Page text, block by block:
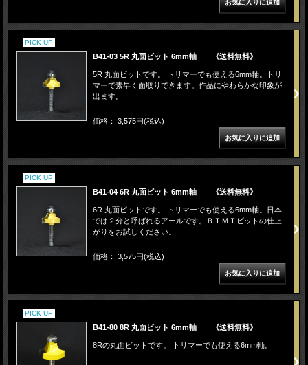
PICK UP
B41-03 5R 丸面ビット 6mm軸 《送料無料》
5R 丸面ビットです。 トリマーでも使える6mm軸。トリ
マーで素早く面取りできます。作品にやわらかな印象が
出ます。
価格： 3,575円(税込)
PICK UP
B41-04 6R 丸面ビット 6mm軸 《送料無料》
6R 丸面ビットです。 トリマーでも使える6mm軸。日本
では２分と呼ばれるアールです。ＢＴＭＴビットの仕上
がりをお試しください。
価格： 3,575円(税込)
PICK UP
B41-80 8R 丸面ビット 6mm軸 《送料無料》
8Rの丸面ビットです。 トリマーでも使える6mm軸。